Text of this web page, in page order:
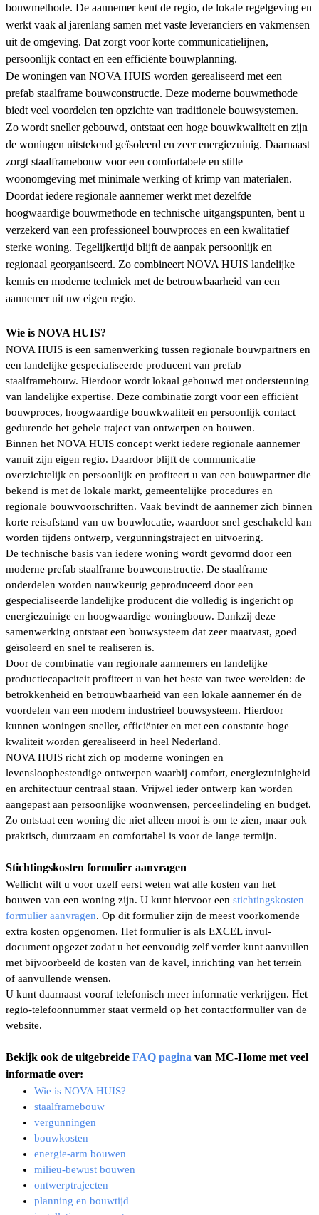
bouwmethode. De aannemer kent de regio, de lokale regelgeving en
werkt vaak al jarenlang samen met vaste leveranciers en vakmensen
uit de omgeving. Dat zorgt voor korte communicatielijnen,
persoonlijk contact en een efficiënte bouwplanning.
De woningen van NOVA HUIS worden gerealiseerd met een
prefab staalframe bouwconstructie. Deze moderne bouwmethode
biedt veel voordelen ten opzichte van traditionele bouwsystemen.
Zo wordt sneller gebouwd, ontstaat een hoge bouwkwaliteit en zijn
de woningen uitstekend geïsoleerd en zeer energiezuinig. Daarnaast
zorgt staalframebouw voor een comfortabele en stille
woonomgeving met minimale werking of krimp van materialen.
Doordat iedere regionale aannemer werkt met dezelfde
hoogwaardige bouwmethode en technische uitgangspunten, bent u
verzekerd van een professioneel bouwproces en een kwalitatief
sterke woning. Tegelijkertijd blijft de aanpak persoonlijk en
regionaal georganiseerd. Zo combineert NOVA HUIS landelijke
kennis en moderne techniek met de betrouwbaarheid van een
aannemer uit uw eigen regio.
Wie is NOVA HUIS?
NOVA HUIS is een samenwerking tussen regionale bouwpartners en
een landelijke gespecialiseerde producent van prefab
staalframebouw. Hierdoor wordt lokaal gebouwd met ondersteuning
van landelijke expertise. Deze combinatie zorgt voor een efficiënt
bouwproces, hoogwaardige bouwkwaliteit en persoonlijk contact
gedurende het gehele traject van ontwerpen en bouwen.
Binnen het NOVA HUIS concept werkt iedere regionale aannemer
vanuit zijn eigen regio. Daardoor blijft de communicatie
overzichtelijk en persoonlijk en profiteert u van een bouwpartner die
bekend is met de lokale markt, gemeentelijke procedures en
regionale bouwvoorschriften. Vaak bevindt de aannemer zich binnen
korte reisafstand van uw bouwlocatie, waardoor snel geschakeld kan
worden tijdens ontwerp, vergunningstraject en uitvoering.
De technische basis van iedere woning wordt gevormd door een
moderne prefab staalframe bouwconstructie. De staalframe
onderdelen worden nauwkeurig geproduceerd door een
gespecialiseerde landelijke producent die volledig is ingericht op
energiezuinige en hoogwaardige woningbouw. Dankzij deze
samenwerking ontstaat een bouwsysteem dat zeer maatvast, goed
geïsoleerd en snel te realiseren is.
Door de combinatie van regionale aannemers en landelijke
productiecapaciteit profiteert u van het beste van twee werelden: de
betrokkenheid en betrouwbaarheid van een lokale aannemer én de
voordelen van een modern industrieel bouwsysteem. Hierdoor
kunnen woningen sneller, efficiënter en met een constante hoge
kwaliteit worden gerealiseerd in heel Nederland.
NOVA HUIS richt zich op moderne woningen en
levensloopbestendige ontwerpen waarbij comfort, energiezuinigheid
en architectuur centraal staan. Vrijwel ieder ontwerp kan worden
aangepast aan persoonlijke woonwensen, perceelindeling en budget.
Zo ontstaat een woning die niet alleen mooi is om te zien, maar ook
praktisch, duurzaam en comfortabel is voor de lange termijn.
Stichtingskosten formulier aanvragen
Wellicht wilt u voor uzelf eerst weten wat alle kosten van het
bouwen van een woning zijn. U kunt hiervoor een stichtingskosten
formulier aanvragen. Op dit formulier zijn de meest voorkomende
extra kosten opgenomen. Het formulier is als EXCEL invul-
document opgezet zodat u het eenvoudig zelf verder kunt aanvullen
met bijvoorbeeld de kosten van de kavel, inrichting van het terrein
of aanvullende wensen.
U kunt daarnaast vooraf telefonisch meer informatie verkrijgen. Het
regio-telefoonnummer staat vermeld op het contactformulier van de
website.
Bekijk ook de uitgebreide FAQ pagina van MC-Home met veel
informatie over:
Wie is NOVA HUIS?
staalframebouw
vergunningen
bouwkosten
energie-arm bouwen
milieu-bewust bouwen
ontwerptrajecten
planning en bouwtijd